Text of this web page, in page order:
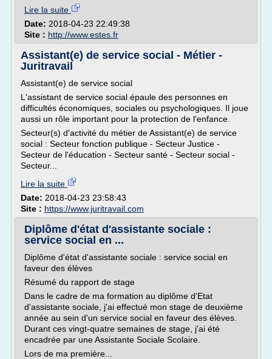
Lire la suite
Date: 2018-04-23 22:49:38
Site : http://www.estes.fr
Assistant(e) de service social - Métier -
Juritravail
Assistant(e) de service social
L'assistant de service social épaule des personnes en
difficultés économiques, sociales ou psychologiques. Il joue
aussi un rôle important pour la protection de l'enfance.
Secteur(s) d'activité du métier de Assistant(e) de service
social : Secteur fonction publique - Secteur Justice -
Secteur de l'éducation - Secteur santé - Secteur social -
Secteur...
Lire la suite
Date: 2018-04-23 23:58:43
Site : https://www.juritravail.com
Diplôme d'état d'assistante sociale :
service social en ...
Diplôme d'état d'assistante sociale : service social en
faveur des élèves
Résumé du rapport de stage
Dans le cadre de ma formation au diplôme d'Etat
d'assistante sociale, j'ai effectué mon stage de deuxième
année au sein d'un service social en faveur des élèves.
Durant ces vingt-quatre semaines de stage, j'ai été
encadrée par une Assistante Sociale Scolaire.
Lors de ma première...